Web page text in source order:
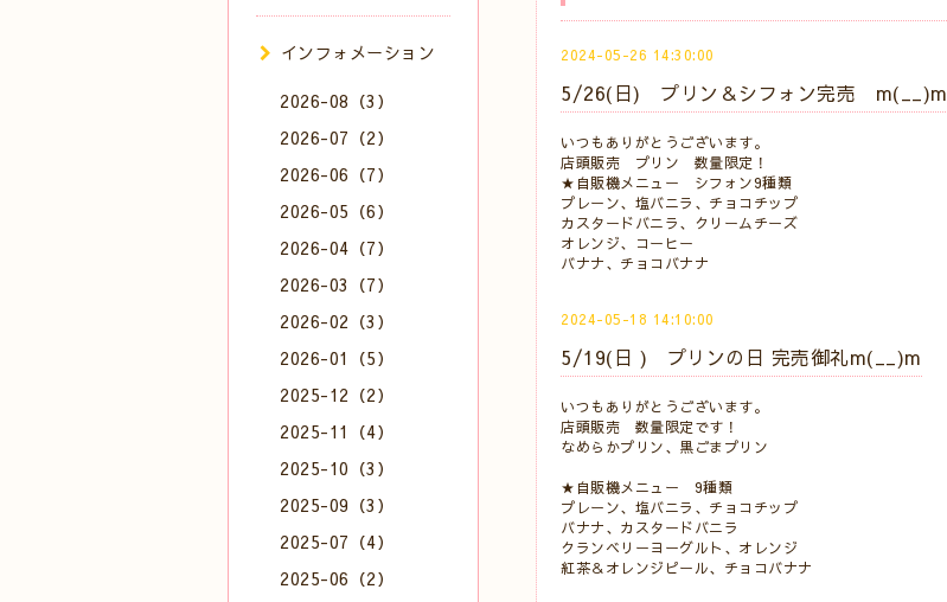
2024-05-26 14:30:00
5/26(日) プリン＆シフォン完売 m(__)m
いつもありがとうございます。
店頭販売 プリン 数量限定！
★自販機メニュー シフォン9種類
プレーン、塩バニラ、チョコチップ
カスタードバニラ、クリームチーズ
オレンジ、コーヒー
バナナ、チョコバナナ
2024-05-18 14:10:00
5/19(日 ) プリンの日 完売御礼m(__)m
いつもありがとうございます。
店頭販売 数量限定です！
なめらかプリン、黒ごまプリン
★自販機メニュー 9種類
プレーン、塩バニラ、チョコチップ
バナナ、カスタードバニラ
クランベリーヨーグルト、オレンジ
紅茶＆オレンジピール、チョコバナナ
インフォメーション
2026-08（3）
2026-07（2）
2026-06（7）
2026-05（6）
2026-04（7）
2026-03（7）
2026-02（3）
2026-01（5）
2025-12（2）
2025-11（4）
2025-10（3）
2025-09（3）
2025-07（4）
2025-06（2）